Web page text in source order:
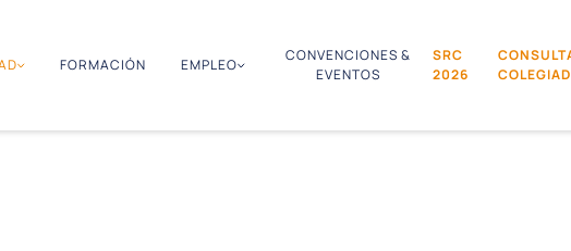
FORMACIÓN EMPLEO
CONVENCIONES &
EVENTOS
SRC
2026